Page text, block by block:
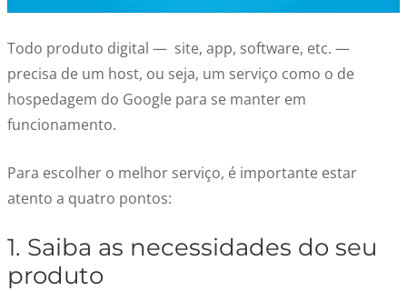
Todo produto digital — site, app, software, etc. —
precisa de um host, ou seja, um serviço como o de
hospedagem do Google para se manter em
funcionamento.
Para escolher o melhor serviço, é importante estar
atento a quatro pontos:
1. Saiba as necessidades do seu
produto